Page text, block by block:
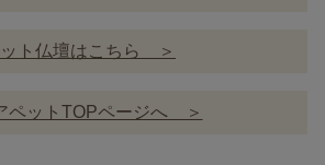
ト仏壇はこちら ＞
ペットTOPページへ ＞